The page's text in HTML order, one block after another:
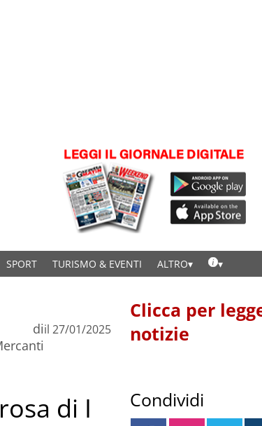
SPORT TURISMO & EVENTI ALTRO
diil 27/01/2025
di I
Clicca per
notizie
Condividi